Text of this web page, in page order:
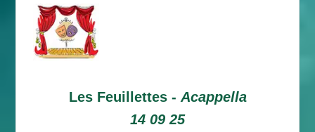
Les Feuillettes - Acappella
14 09 25